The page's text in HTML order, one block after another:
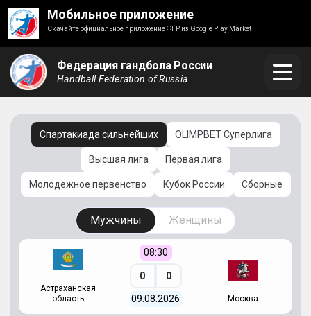
Мобильное приложение
Скачайте официальное приложение ФГР из Google Play Market
Федерация гандбола России
Handball Federation of Russia
Спартакиада сильнейших OLIMPBET Суперлига
Высшая лига Первая лига
Молодежное первенство Кубок России Сборные
Мужчины Женщины
Астраханская
область
08:30
0 0
09.08.2026 Москва